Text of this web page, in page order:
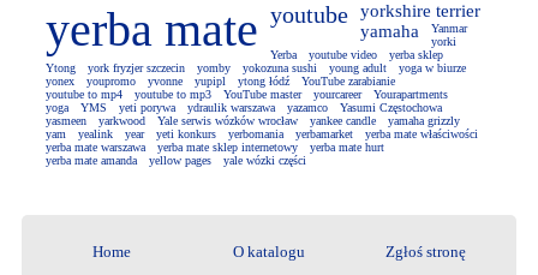
yerba mate youtube
yorkshire terrier
yamaha
Yanmar
yorki
Yerba
youtube video
yerba sklep
Ytong
york fryzjer szczecin yomby yokozuna sushi young adult
yoga w biurze
yonex
youpromo yvonne yupipl ytong łódź
YouTube zarabianie
youtube to mp4
youtube to mp3 YouTube master yourcareer
Yourapartments
yoga
YMS yeti porywa ydraulik warszawa yazamco
Yasumi Częstochowa
yasmeen
yarkwood Yale serwis wózków wrocław yankee candle
yamaha grizzly
yam
yealink year yeti konkurs yerbomania yerbamarket
yerba mate właściwości
yerba mate warszawa
yerba mate sklep internetowy
yerba mate hurt
yerba mate amanda
yellow pages yale wózki części
Home O katalogu Zgłoś stronę